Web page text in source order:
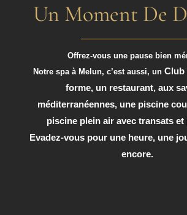
Un Moment De
Offrez-vous une pause bien
Notre spa à Melun, c’est aussi, un Club
forme, un restaurant, aux
méditerranéennes, une piscine
piscine plein air avec transats et
Evadez-vous pour une heure, une
encore.